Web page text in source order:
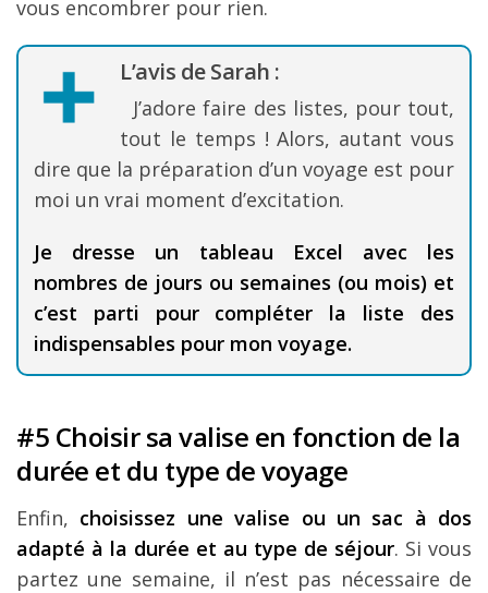
vous encombrer pour rien.
L’avis de Sarah :
J’adore faire des listes, pour tout,
tout le temps ! Alors, autant vous
dire que la préparation d’un voyage est pour
moi un vrai moment d’excitation.
Je dresse un tableau Excel avec les
nombres de jours ou semaines (ou mois) et
c’est parti pour compléter la liste des
indispensables pour mon voyage.
#5 Choisir sa valise en fonction de la
durée et du type de voyage
Enfin, choisissez une valise ou un sac à dos
adapté à la durée et au type de séjour. Si vous
partez une semaine, il n’est pas nécessaire de